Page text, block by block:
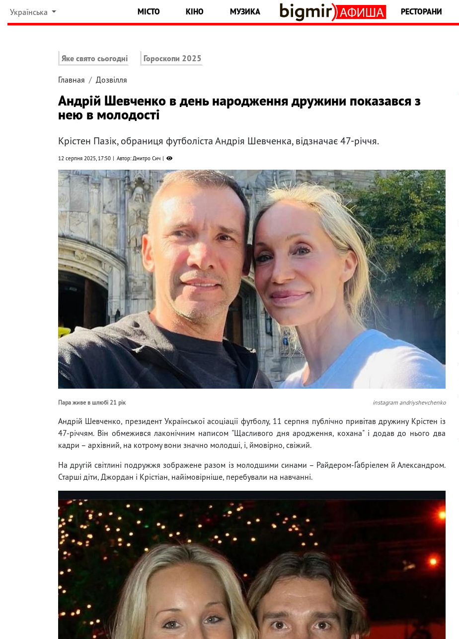
Українська МІСТО КІНО МУЗИКА РЕСТОРАНИ
Яке свято сьогодні Гороскопи 2025
Главная Дозвілля
Андрій Шевченко в день народження дружини показався з
нею в молодості
Крістен Пазік, обраниця футболіста Андрія Шевченка, відзначає 47-річчя.
12 серпня 2025, 17:50 Автор: Дмитро Сич
Пара живе в шлюбі 21 рік instagram andriyshevchenko
Андрій Шевченко, президент Української асоціації футболу, 11 серпня публічно привітав дружину Крістен із
47-річчям. Він обмежився лаконічним написом "Щасливого дня ародження, кохана" і додав до нього два
кадри – архівний, на котрому вони значно молодші, і, ймовірно, свіжий.
На другій світлині подружжя зображене разом із молодшими синами – Райдером-Ґабріелем й Александром.
Старші діти, Джордан і Крістіан, найімовірніше, перебували на навчанні.